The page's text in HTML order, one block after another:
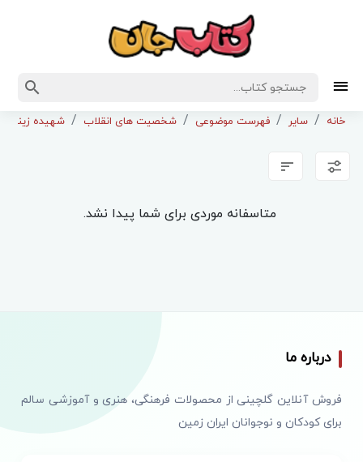
خانه سایر فهرست موضوعی شخصیت های انقلاب شهیده زینب
متاسفانه موردی برای شما پیدا نشد.
درباره ما
فروش آنلاین گلچینی از محصولات فرهنگی، هنری و آموزشی سالم
برای کودکان و نوجوانان ایران زمین